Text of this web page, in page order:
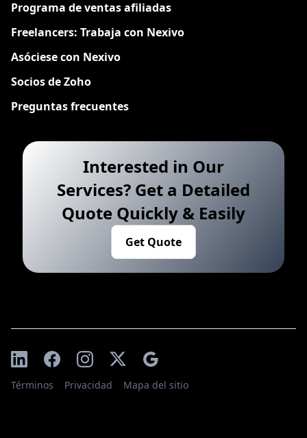
Programa de ventas afiliadas
Freelancers: Trabaja con Nexivo
Asóciese con Nexivo
Socios de Zoho
Preguntas frecuentes
Interested in Our
Services? Get a Detailed
Quote Quickly & Easily
Get Quote
Términos Privacidad Mapa del sitio